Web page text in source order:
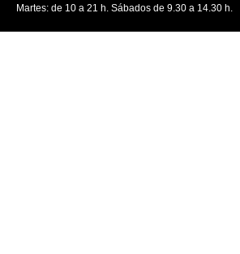
Martes: de 10 a 21 h. Sábados de 9.30 a 14.30 h.